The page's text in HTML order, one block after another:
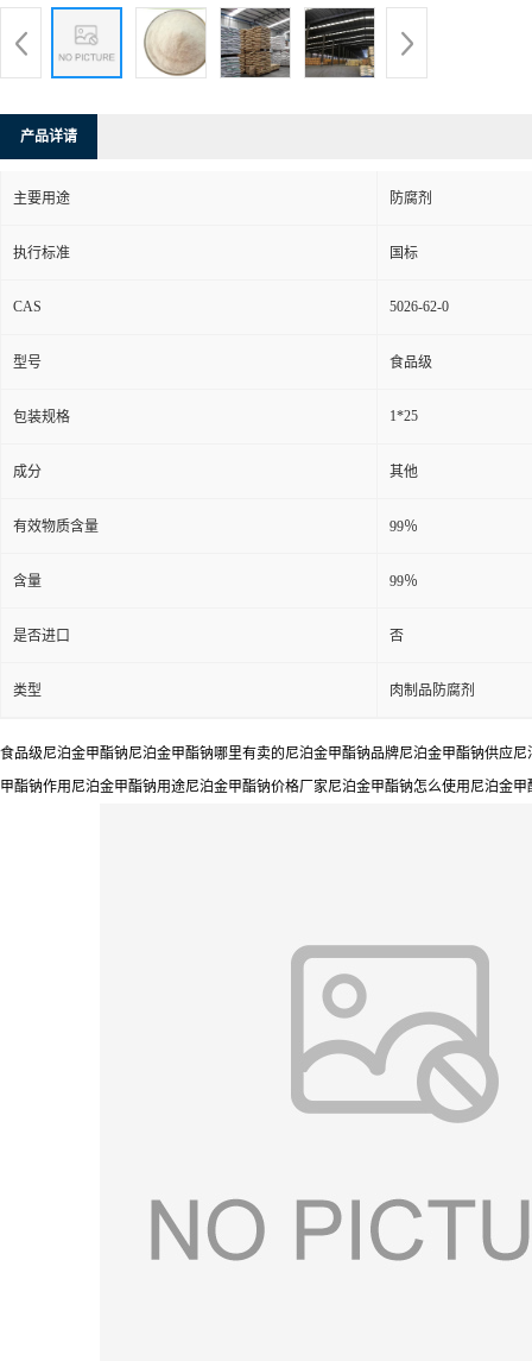
产品详请
主要用途 防腐剂
执行标准 国标
CAS 5026-62-0
型号 食品级
包装规格 1*25
成分 其他
有效物质含量 99％
含量 99％
是否进口 否
类型 肉制品防腐剂
食品级尼泊金甲酯钠尼泊金甲酯钠哪里有卖的尼泊金甲酯钠品牌尼泊金甲酯钠供应
甲酯钠作用尼泊金甲酯钠用途尼泊金甲酯钠价格厂家尼泊金甲酯钠怎么使用尼泊金